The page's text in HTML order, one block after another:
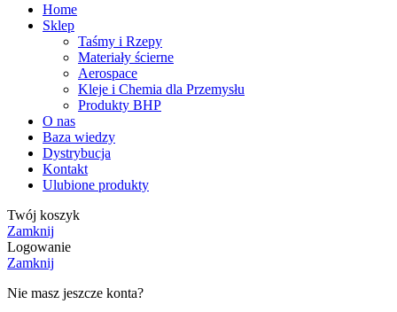
Home
Sklep
Taśmy i Rzepy
Materiały ścierne
Aerospace
Kleje i Chemia dla Przemysłu
Produkty BHP
O nas
Baza wiedzy
Dystrybucja
Kontakt
Ulubione produkty
Twój koszyk
Zamknij
Logowanie
Zamknij
Nie masz jeszcze konta?